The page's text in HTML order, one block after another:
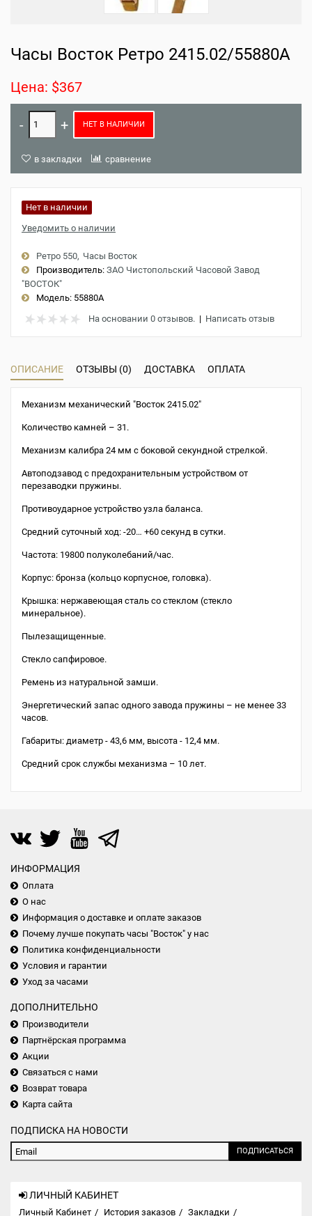
Часы Восток Ретро 2415.02/55880A
Цена: $367
НЕТ В НАЛИЧИИ
в закладки сравнение
Нет в наличии
Уведомить о наличии
Ретро 550 Часы Восток
Производитель: ЗАО Чистопольский Часовой Завод
"ВОСТОК"
Модель: 55880A
На основании 0 отзывов. | Написать отзыв
ОПИСАНИЕ ОТЗЫВЫ (0) ДОСТАВКА ОПЛАТА
Механизм механический "Восток 2415.02"
Количество камней – 31.
Механизм калибра 24 мм с боковой секундной стрелкой.
Автоподзавод с предохранительным устройством от
перезаводки пружины.
Противоударное устройство узла баланса.
Средний суточный ход: -20… +60 секунд в сутки.
Частота: 19800 полуколебаний/час.
Корпус: бронза (кольцо корпусное, головка).
Крышка: нержавеющая сталь со стеклом (стекло
минеральное).
Пылезащищенные.
Стекло сапфировое.
Ремень из натуральной замши.
Энергетический запас одного завода пружины – не менее 33
часов.
Габариты: диаметр - 43,6 мм, высота - 12,4 мм.
Средний срок службы механизма – 10 лет.
ИНФОРМАЦИЯ
Оплата
О нас
Информация о доставке и оплате заказов
Почему лучше покупать часы "Восток" у нас
Политика конфиденциальности
Условия и гарантии
Уход за часами
ДОПОЛНИТЕЛЬНО
Производители
Партнёрская программа
Акции
Связаться с нами
Возврат товара
Карта сайта
ПОДПИСКА НА НОВОСТИ
ПОДПИСАТЬСЯ
ЛИЧНЫЙ КАБИНЕТ
Личный Кабинет История заказов Закладки